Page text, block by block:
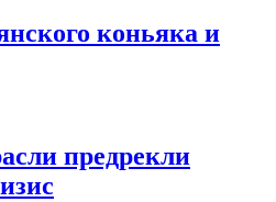
коньяка и
предрекли